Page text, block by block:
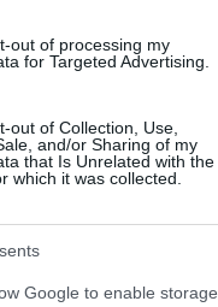
out of processing my
for Targeted Advertising.
out of Collection, Use,
and/or Sharing of my
that Is Unrelated with the
which it was collected.
Google to enable storage